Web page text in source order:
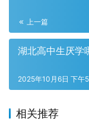
上一篇
湖北高中生厌学
2025年10月6日 下午
相关推荐